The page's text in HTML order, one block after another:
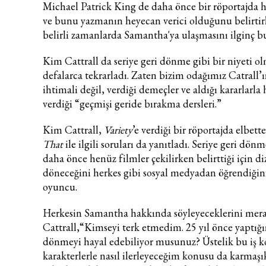
Michael Patrick King de daha önce bir röportajda
ve bunu yazmanın heyecan verici olduğunu
belirli zamanlarda Samantha'ya ulaşmasını ilginç
Kim Cattrall da seriye geri dönme gibi bir niyeti
defalarca tekrarladı. Zaten bizim odağımız
ihtimali değil, verdiği demeçler ve aldığı kararlarla
verdiği “geçmişi geride bırakma dersleri.”
Kim Cattrall, Variety’e verdiği bir röportajda elbette
Thatile ilgili soruları da yanıtladı. Seriye geri
daha önce henüz filmler çekilirken belirttiği için
döneceğini herkes gibi sosyal medyadan
oyuncu.
Herkesin Samantha hakkında söyleyeceklerini
Cattrall,“Kimseyi terk etmedim. 25 yıl önce
dönmeyi hayal edebiliyor musunuz? Üstelik bu iş
karakterlerle nasıl ilerleyeceğim konusu da